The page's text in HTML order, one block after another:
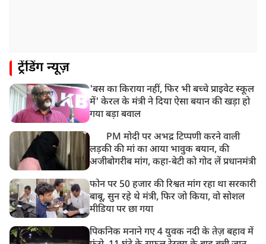
ट्रेंडिंग न्यूज़
'बस का किराया नहीं, फिर भी बच्चे प्राइवेट स्कूल
में' केरल के मंत्री ने दिया ऐसा बयान की खड़ा हो
गया बड़ा बवाल
PM मोदी पर अभद्र टिप्पणी करने वाली
लड़की की मां का आया भावुक बयान, की
अजीबोगरीब मांग, कहा-बेटी को गोद लें प्रधानमंत्री
फोन पर 50 हजार की रिश्वत मांग रहा था सरकारी
बाबू, सुन रहे थे मंत्री, फिर जो किया, वो सोशल
मीडिया पर छा गया
पिकनिक मनाने गए 4 युवक नदी के तेज़ बहाव में